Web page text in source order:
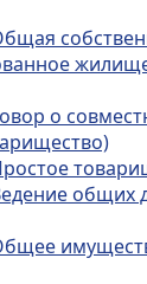
о
общих